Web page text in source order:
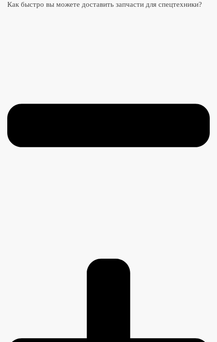
Как быстро вы можете доставить запчасти для спецтехники?